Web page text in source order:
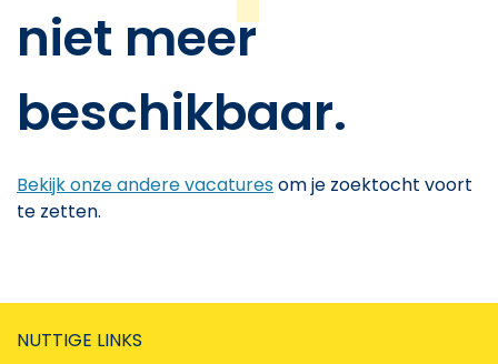
niet meer
beschikbaar.
Bekijk onze andere vacaturesom je zoektocht voort
te zetten.
NUTTIGE LINKS